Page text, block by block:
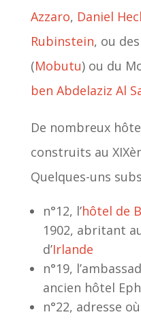
Azzaro, Daniel
Rubinstein, ou
(Mobutu) ou du
ben Abdelaziz Al
De nombreux
construits au
Quelques-uns
n°12, l’hôtel de
1902, abritant
d’Irlande
n°19,
ancien hôtel
n°22, adresse